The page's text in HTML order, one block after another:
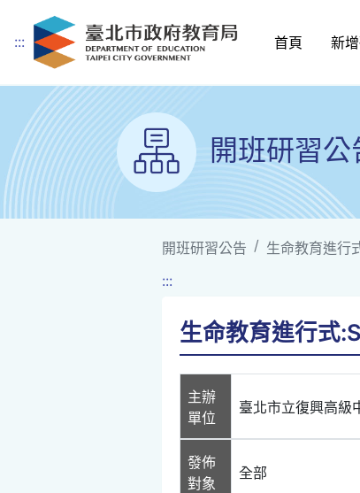
跳到主要內容
::: 首頁 新
開班研習公
開班研習公告
生命教育進行
:::
生命教育進行式
主辦
單位
臺北市立復興高級
發佈
對象
全部